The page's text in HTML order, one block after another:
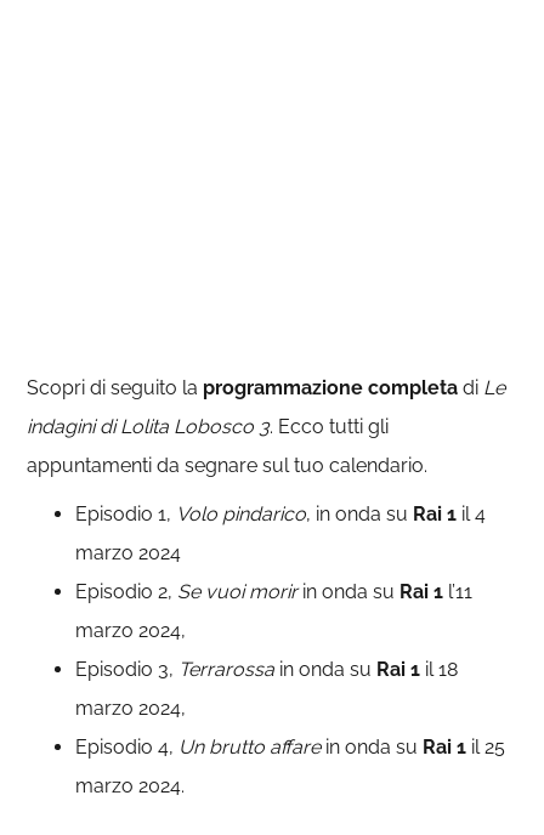
Scopri di seguito la programmazione completa di Le
indagini di Lolita Lobosco 3. Ecco tutti gli
appuntamenti da segnare sul tuo calendario.
Episodio 1, Volo pindarico, in onda su Rai 1 il 4
marzo 2024
Episodio 2, Se vuoi moririn onda su Rai 1 l’11
marzo 2024,
Episodio 3, Terrarossa in onda su Rai 1 il 18
marzo 2024,
Episodio 4, Un brutto affare in onda su Rai 1 il 25
marzo 2024.